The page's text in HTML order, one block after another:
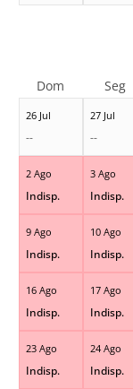
26 Jul
--
27 Jul
--
2 Ago
Indisp.
3 Ago
Indisp.
9 Ago
Indisp.
10 Ago
Indisp.
16 Ago
Indisp.
17 Ago
Indisp.
23 Ago
Indisp.
24 Ago
Indisp.
Dom Seg